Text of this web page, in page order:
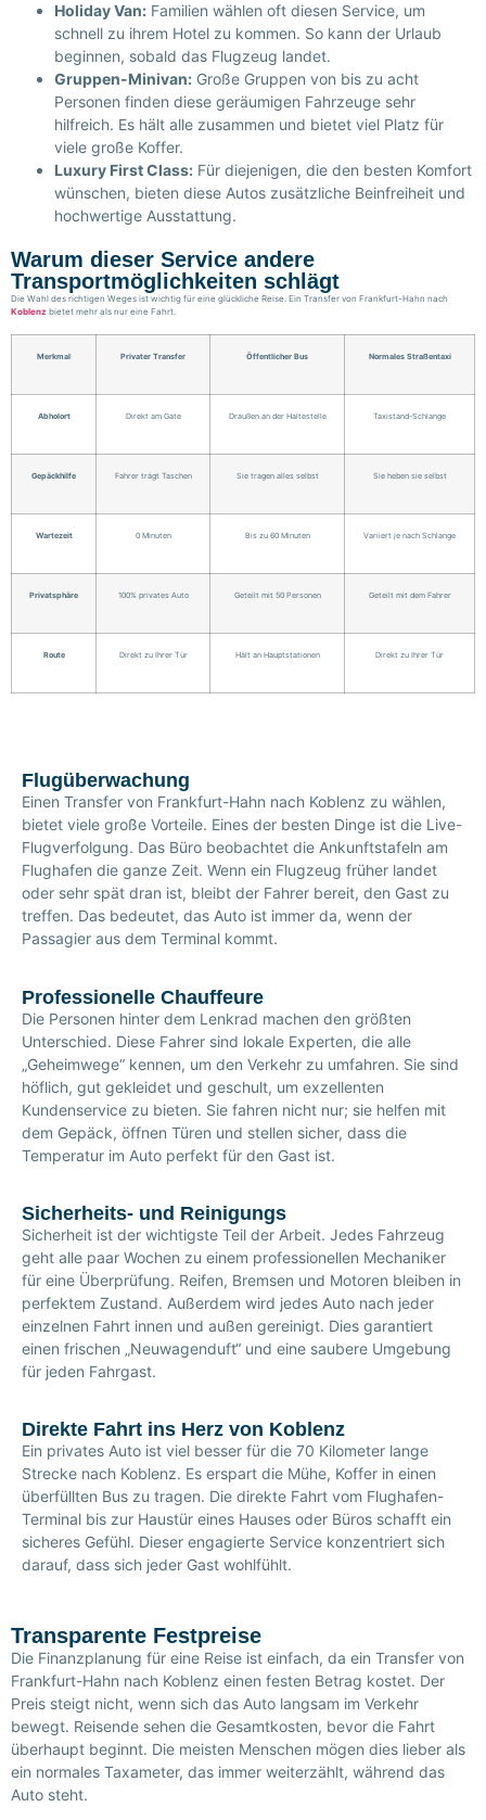
Holiday Van: Familien wählen oft diesen Service, um
schnell zu ihrem Hotel zu kommen. So kann der Urlaub
beginnen, sobald das Flugzeug landet.
Gruppen-Minivan: Große Gruppen von bis zu acht
Personen finden diese geräumigen Fahrzeuge sehr
hilfreich. Es hält alle zusammen und bietet viel Platz für
viele große Koffer.
Luxury First Class: Für diejenigen, die den besten Komfort
wünschen, bieten diese Autos zusätzliche Beinfreiheit und
hochwertige Ausstattung.
Warum dieser Service andere
Transportmöglichkeiten schlägt
Die Wahl des richtigen Weges ist wichtig für eine glückliche Reise. Ein Transfer von Frankfurt-Hahn nach
Koblenz bietet mehr als nur eine Fahrt.
Merkmal Privater Transfer Öffentlicher Bus Normales Straßentaxi
Abholort Direkt am Gate Draußen an der Haltestelle Taxistand-Schlange
Gepäckhilfe Fahrer trägt Taschen Sie tragen alles selbst Sie heben sie selbst
Wartezeit 0 Minuten Bis zu 60 Minuten Variiert je nach Schlange
Privatsphäre 100% privates Auto Geteilt mit 50 Personen Geteilt mit dem Fahrer
Route Direkt zu Ihrer Tür Hält an Hauptstationen Direkt zu Ihrer Tür
Flugüberwachung
Einen Transfer von Frankfurt-Hahn nach Koblenz zu wählen,
bietet viele große Vorteile. Eines der besten Dinge ist die Live-
Flugverfolgung. Das Büro beobachtet die Ankunftstafeln am
Flughafen die ganze Zeit. Wenn ein Flugzeug früher landet
oder sehr spät dran ist, bleibt der Fahrer bereit, den Gast zu
treffen. Das bedeutet, das Auto ist immer da, wenn der
Passagier aus dem Terminal kommt.
Professionelle Chauffeure
Die Personen hinter dem Lenkrad machen den größten
Unterschied. Diese Fahrer sind lokale Experten, die alle
„Geheimwege“ kennen, um den Verkehr zu umfahren. Sie sind
höflich, gut gekleidet und geschult, um exzellenten
Kundenservice zu bieten. Sie fahren nicht nur; sie helfen mit
dem Gepäck, öffnen Türen und stellen sicher, dass die
Temperatur im Auto perfekt für den Gast ist.
Sicherheits- und Reinigungs
Sicherheit ist der wichtigste Teil der Arbeit. Jedes Fahrzeug
geht alle paar Wochen zu einem professionellen Mechaniker
für eine Überprüfung. Reifen, Bremsen und Motoren bleiben in
perfektem Zustand. Außerdem wird jedes Auto nach jeder
einzelnen Fahrt innen und außen gereinigt. Dies garantiert
einen frischen „Neuwagenduft“ und eine saubere Umgebung
für jeden Fahrgast.
Direkte Fahrt ins Herz von Koblenz
Ein privates Auto ist viel besser für die 70 Kilometer lange
Strecke nach Koblenz. Es erspart die Mühe, Koffer in einen
überfüllten Bus zu tragen. Die direkte Fahrt vom Flughafen-
Terminal bis zur Haustür eines Hauses oder Büros schafft ein
sicheres Gefühl. Dieser engagierte Service konzentriert sich
darauf, dass sich jeder Gast wohlfühlt.
Transparente Festpreise
Die Finanzplanung für eine Reise ist einfach, da ein Transfer von
Frankfurt-Hahn nach Koblenz einen festen Betrag kostet. Der
Preis steigt nicht, wenn sich das Auto langsam im Verkehr
bewegt. Reisende sehen die Gesamtkosten, bevor die Fahrt
überhaupt beginnt. Die meisten Menschen mögen dies lieber als
ein normales Taxameter, das immer weiterzählt, während das
Auto steht.